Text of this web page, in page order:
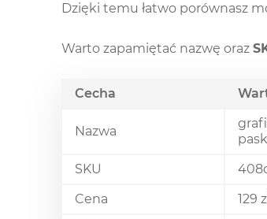
Dzięki temu łatwo porównasz
Warto zapamiętać nazwę oraz
Cecha
Nazwa
SKU
Cena
129